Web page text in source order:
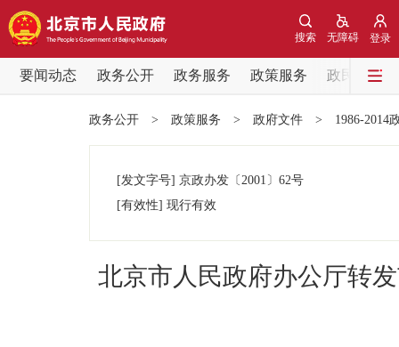
登录
无障碍
搜索
要闻动态 政务公开 政务服务 政策服务
政民互动
党中央精神
政务公开 > 政策服务 > 政府文件 > 1986-2014
[发文字号] 京政办发 〔2001〕 62号
[有效性] 现行有效
北京市人民政府办公厅转